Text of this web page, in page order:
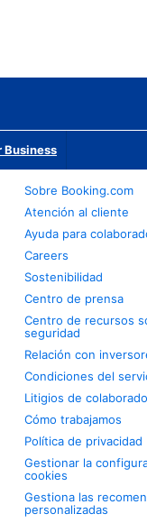
Business
Sobre Booking.com
Atención al cliente
Ayuda para
Careers
Sostenibilidad
Centro de prensa
Centro de recursos
seguridad
Relación con
Condiciones del
Litigios de
Cómo trabajamos
Política de privacidad
Gestionar la
cookies
Gestiona las
personalizadas